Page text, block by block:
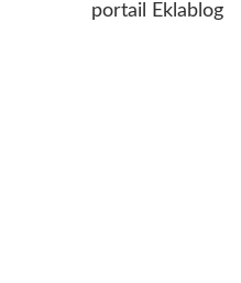
portail Eklablog